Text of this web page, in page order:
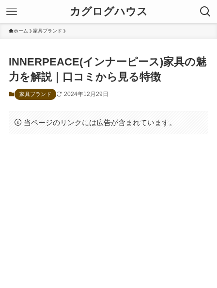
カグログハウス
ホーム 家具ブランド
INNERPEACE(インナーピース)家具の魅
力を解説｜口コミから見る特徴
家具ブランド 2024年12月29日
当ページのリンクには広告が含まれています。